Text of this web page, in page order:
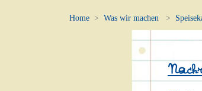
Home Was wir machen